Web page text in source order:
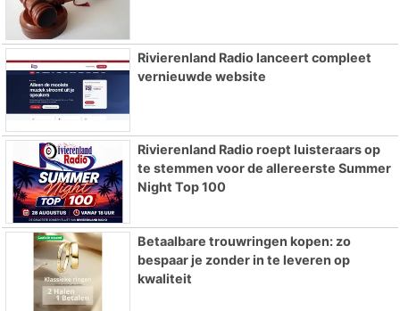
Rivierenland Radio lanceert compleet
vernieuwde website
Rivierenland Radio roept luisteraars op
te stemmen voor de allereerste Summer
Night Top 100
Betaalbare trouwringen kopen: zo
bespaar je zonder in te leveren op
kwaliteit